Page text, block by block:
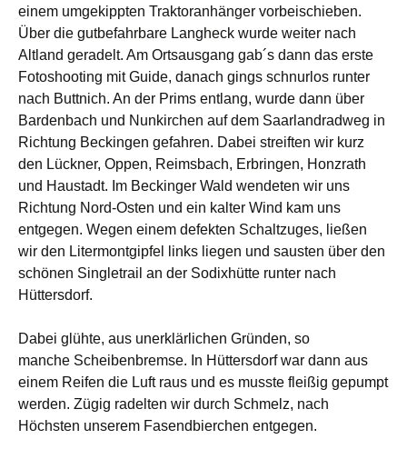
einem umgekippten Traktoranhänger vorbeischieben.
Über die gutbefahrbare Langheck wurde weiter nach
Altland geradelt. Am Ortsausgang gab´s dann das erste
Fotoshooting mit Guide, danach gings schnurlos runter
nach Buttnich. An der Prims entlang, wurde dann über
Bardenbach und Nunkirchen auf dem Saarlandradweg in
Richtung Beckingen gefahren. Dabei streiften wir kurz
den Lückner, Oppen, Reimsbach, Erbringen, Honzrath
und Haustadt. Im Beckinger Wald wendeten wir uns
Richtung Nord-Osten und ein kalter Wind kam uns
entgegen. Wegen einem defekten Schaltzuges, ließen
wir den Litermontgipfel links liegen und sausten über den
schönen Singletrail an der Sodixhütte runter nach
Hüttersdorf.
Dabei glühte, aus unerklärlichen Gründen, so
manche Scheibenbremse. In Hüttersdorf war dann aus
einem Reifen die Luft raus und es musste fleißig gepumpt
werden. Zügig radelten wir durch Schmelz, nach
Höchsten unserem Fasendbierchen entgegen.